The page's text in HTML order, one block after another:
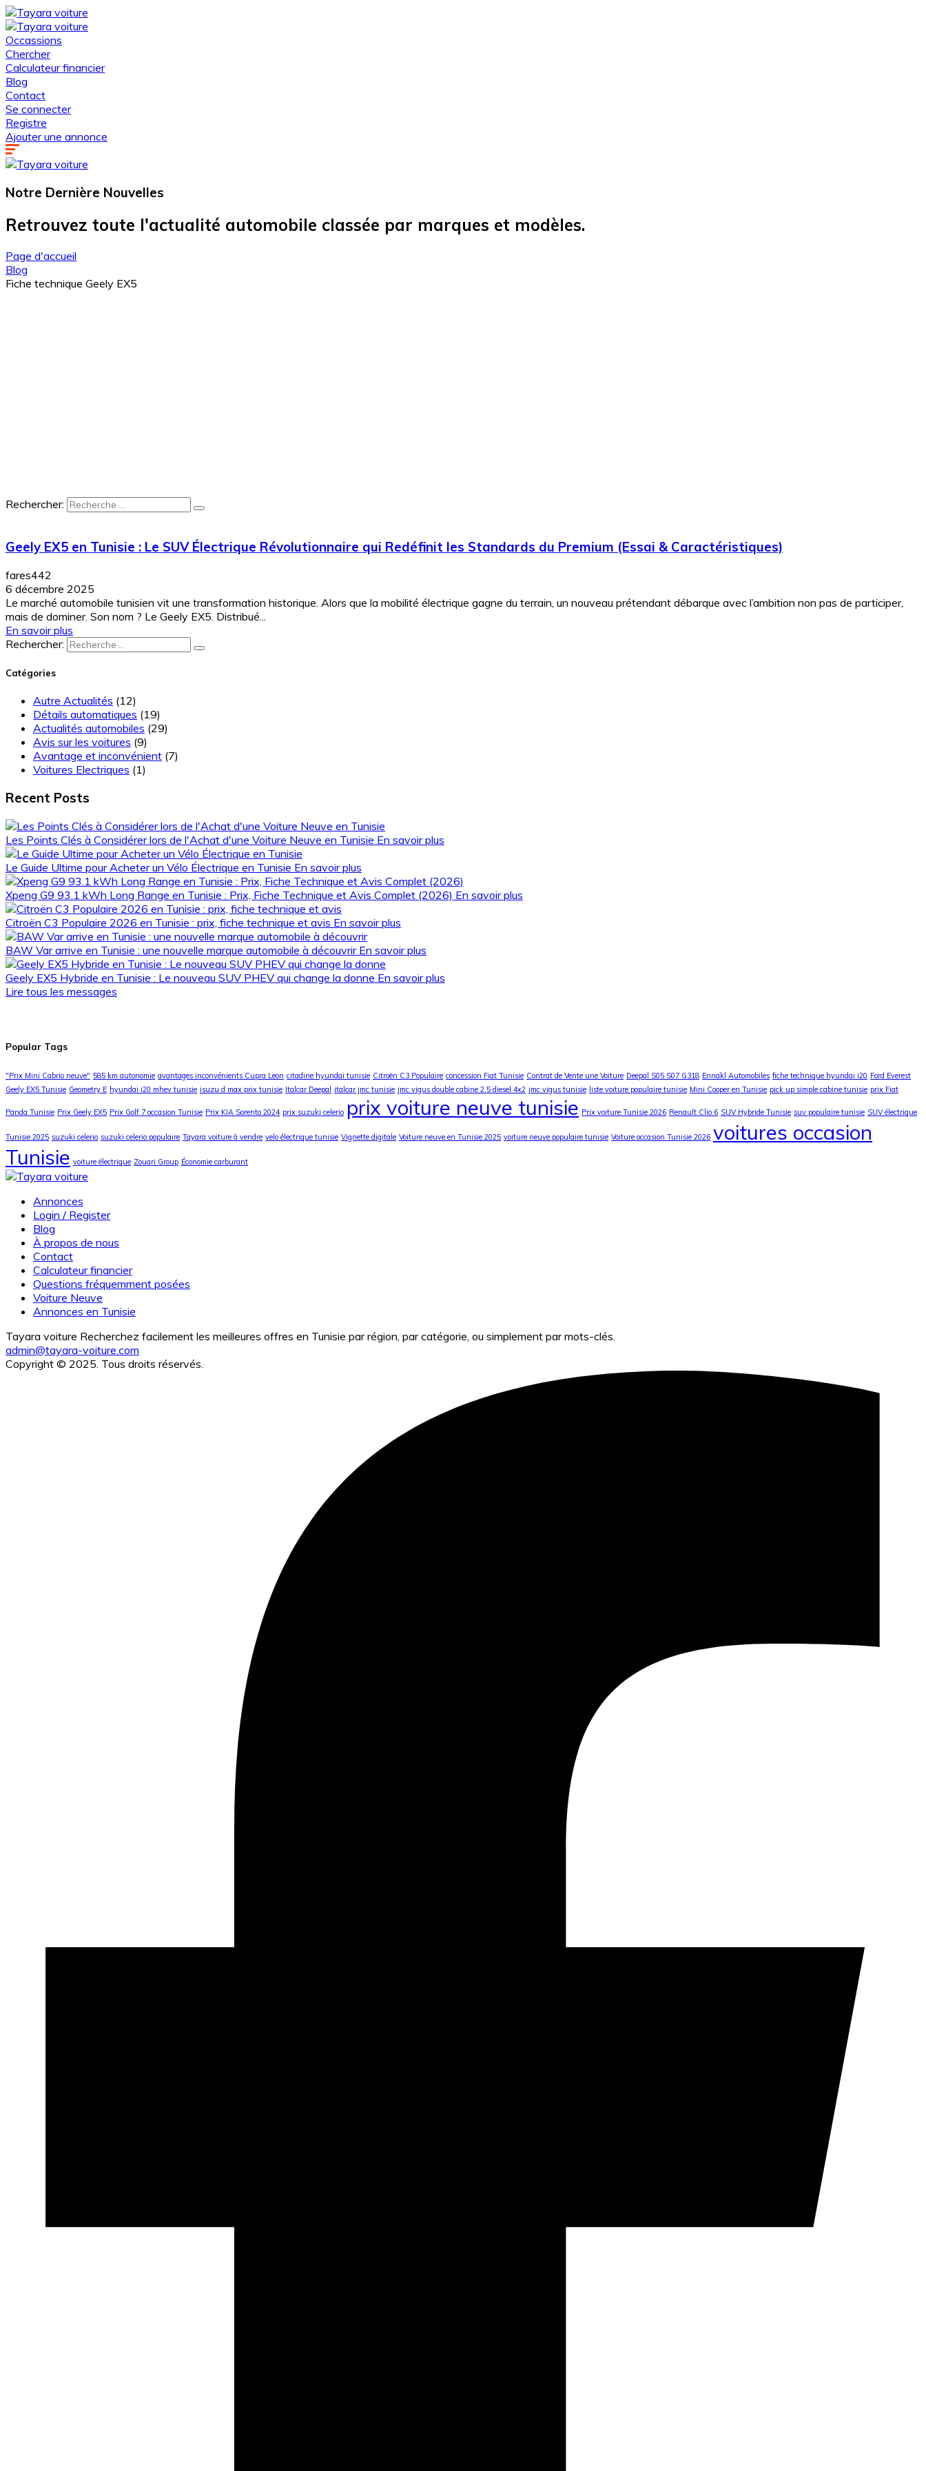
Occassions
Chercher
Calculateur financier
Blog
Contact
Se connecter
Registre
Ajouter une annonce
Notre Dernière Nouvelles
Retrouvez toute l'actualité automobile classée par marques et modèles.
Page d'accueil
Blog
Fiche technique Geely EX5
Rechercher:
Geely EX5 en Tunisie : Le SUV Électrique Révolutionnaire qui Redéfinit les Standards du Premium (Essai & Caractéristiques)
fares442
6 décembre 2025
Le marché automobile tunisien vit une transformation historique. Alors que la mobilité électrique gagne du terrain, un nouveau prétendant débarque avec l’ambition non pas de participer,
mais de dominer. Son nom ? Le Geely EX5. Distribué...
En savoir plus
Rechercher:
Catégories
Autre Actualités (12)
Détails automatiques (19)
Actualités automobiles (29)
Avis sur les voitures (9)
Avantage et inconvénient (7)
Voitures Electriques (1)
Recent Posts
Les Points Clés à Considérer lors de l'Achat d'une Voiture Neuve en Tunisie En savoir plus
Le Guide Ultime pour Acheter un Vélo Électrique en Tunisie En savoir plus
Xpeng G9 93.1 kWh Long Range en Tunisie : Prix, Fiche Technique et Avis Complet (2026) En savoir plus
Citroën C3 Populaire 2026 en Tunisie : prix, fiche technique et avis En savoir plus
BAW Var arrive en Tunisie : une nouvelle marque automobile à découvrir En savoir plus
Geely EX5 Hybride en Tunisie : Le nouveau SUV PHEV qui change la donne En savoir plus
Lire tous les messages
Popular Tags
"Prix Mini Cabrio neuve" 585 km autonomie avantages inconvénients Cupra Leon citadine hyundai tunisie Citroën C3 Populaire concession Fiat Tunisie Contrat de Vente une Voiture Deepal S05 S07 G318 Ennakl Automobiles fiche technique hyundai i20 Ford Everest
Geely EX5 Tunisie Geometry E hyundai i20 mhev tunisie isuzu d max prix tunisie Italcar Deepal italcar jmc tunisie jmc vigus double cabine 2.5 diesel 4x2 jmc vigus tunisie liste voiture populaire tunisie Mini Cooper en Tunisie pick up simple cabine tunisie prix Fiat
Panda Tunisie Prix Geely EX5 Prix Golf 7 occasion Tunisie Prix KIA Sorento 2024 prix suzuki celerio prix voiture neuve tunisie Prix voiture Tunisie 2026 Renault Clio 6 SUV Hybride Tunisie suv populaire tunisie SUV électrique
Tunisie 2025 suzuki celerio suzuki celerio populaire Tayara voiture à vendre velo électrique tunisie Vignette digitale Voiture neuve en Tunisie 2025 voiture neuve populaire tunisie Voiture occasion Tunisie 2026 voitures occasion
Tunisie voiture électrique Zouari Group Économie carburant
Annonces
Login / Register
Blog
À propos de nous
Contact
Calculateur financier
Questions fréquemment posées
Voiture Neuve
Annonces en Tunisie
Tayara voiture Recherchez facilement les meilleures offres en Tunisie par région, par catégorie, ou simplement par mots-clés.
admin@tayara-voiture.com
Copyright © 2025. Tous droits réservés.